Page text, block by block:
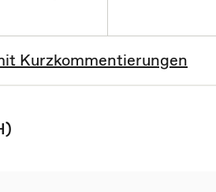
Kurzkommentierungen